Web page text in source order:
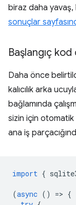
biraz daha yavaş,
sonuçlar
Başlangıç
Daha önce
kalıcılık arka
bağlamında
sizin için otomatik
ana iş
import {
(async () => {